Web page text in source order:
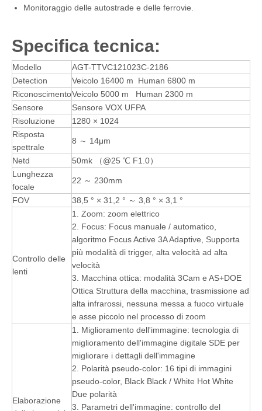
Monitoraggio delle autostrade e delle ferrovie.
Specifica tecnica:
Modello
AGT-TTVC121023C-2186
Detection
Veicolo 16400 m Human 6800 m
RiconoscimentoVeicolo 5000 m Human 2300 m
Sensore
Sensore VOX UFPA
Risoluzione
1280 × 1024
Risposta
spettrale
8 ～ 14μm
Netd
50mk （@25 ℃ F1.0）
Lunghezza
focale
22 ～ 230mm
FOV 38,5 ° × 31,2 ° ～ 3,8 ° × 3,1 °
Controllo delle
lenti
1. Zoom: zoom elettrico
2. Focus: Focus manuale / automatico,
algoritmo Focus Active 3A Adaptive, Supporta
più modalità di trigger, alta velocità ad alta
velocità
3. Macchina ottica: modalità 3Cam e AS+DOE
Ottica Struttura della macchina, trasmissione ad
alta infrarossi, nessuna messa a fuoco virtuale
e asse piccolo nel processo di zoom
Elaborazione
1. Miglioramento dell'immagine: tecnologia di
miglioramento dell'immagine digitale SDE per
migliorare i dettagli dell'immagine
2. Polarità pseudo-color: 16 tipi di immagini
pseudo-color, Black Black / White Hot White
Due polarità
3. Parametri dell'immagine: controllo del